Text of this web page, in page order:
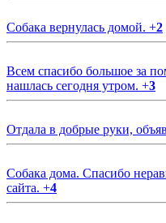
Собака вернулась домой. +2
Всем спасибо большое за
нашлась сегодня утром. +3
Отдала в добрые руки,
Собака дома. Спасибо
сайта. +4